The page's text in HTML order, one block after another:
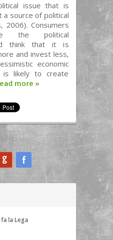
issue that is
source of political
2006). Consumers
the political
think that it is
and invest less,
economic
is likely to create
more »
la Lega